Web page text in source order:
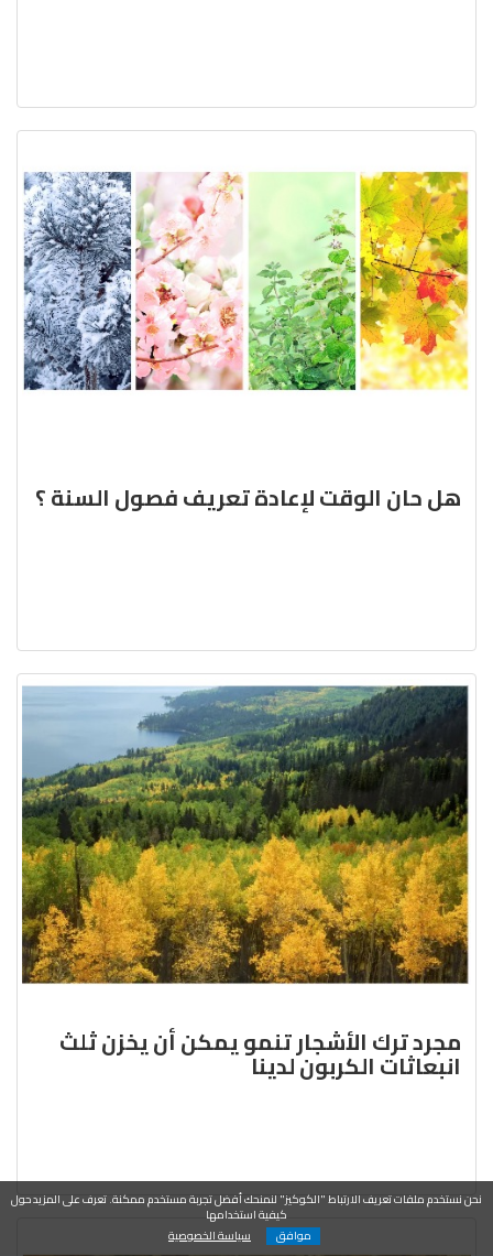
هل حان الوقت لإعادة تعريف فصول السنة ؟
مجرد ترك الأشجار تنمو يمكن أن يخزن ثلث
انبعاثات الكربون لدينا
نحن نستخدم ملفات تعريف الارتباط "الكوكيز" لنمنحك أفضل تجربة مستخدم ممكنة. تعرف على المزيد حول
كيفية استخدامها
موافق
سياسة الخصوصية